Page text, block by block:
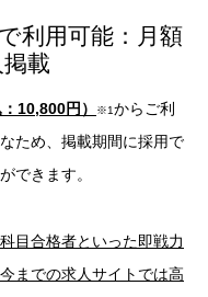
利用可能：月額
載
10,800円） ※1からご利
ため、掲載期間に採用で
できます。
目合格者といった即戦力
までの求人サイトでは高